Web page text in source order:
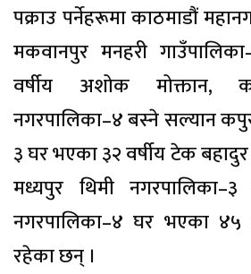
पक्राउ पर्नेहरूमा काठमाडौं
मकवानपुर मनहरी
वर्षीय अशोक मोक्तान,
नगरपालिका–४ बस्ने सल्यान
३ घर भएका ३२ वर्षीय टेक
मध्यपुर थिमी
नगरपालिका–४ घर भएका
रहेका छन् ।